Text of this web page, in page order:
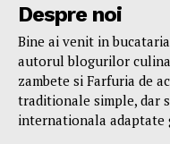
Despre noi
Bine ai venit in
autorul blogurilor
zambete si Farfuria de
traditionale simple, dar
internationala